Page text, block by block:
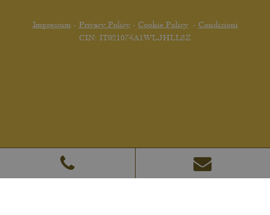
Impressum- Privacy Policy- Cookie Policy- Condizioni
CIN: IT021074A1WLJHLL8Z